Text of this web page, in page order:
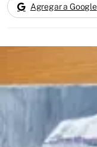
Agregar a Google